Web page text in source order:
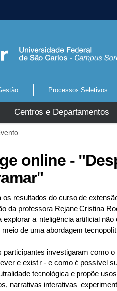
Processos Seletivos
Centros e Departamentos
online -
os resultados do curso de
da professora Rejane Cristina
explorar a inteligência artificial
de uma abordagem
participantes investigaram como
e existir - e como é possível
tecnológica e propõe
narrativas interativas,